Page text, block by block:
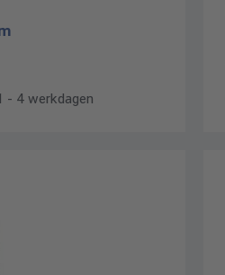
- 4 werkdagen